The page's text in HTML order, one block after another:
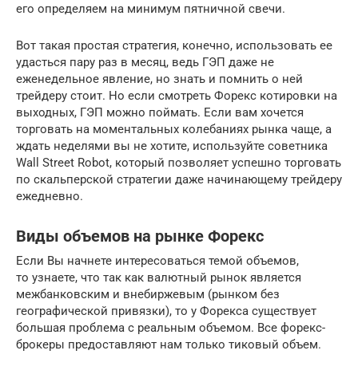
его определяем на минимум пятничной свечи.
Вот такая простая стратегия, конечно, использовать ее
удасться пару раз в месяц, ведь ГЭП даже не
еженедельное явление, но знать и помнить о ней
трейдеру стоит. Но если смотреть Форекс котировки на
выходных, ГЭП можно поймать. Если вам хочется
торговать на моментальных колебаниях рынка чаще, а
ждать неделями вы не хотите, используйте советника
Wall Street Robot, который позволяет успешно торговать
по скальперской стратегии даже начинающему трейдеру
ежедневно.
Виды объемов на рынке Форекс
Если Вы начнете интересоваться темой объемов,
то узнаете, что так как валютный рынок является
межбанковским и внебиржевым (рынком без
географической привязки), то у Форекса существует
большая проблема с реальным объемом. Все форекс-
брокеры предоставляют нам только тиковый объем.